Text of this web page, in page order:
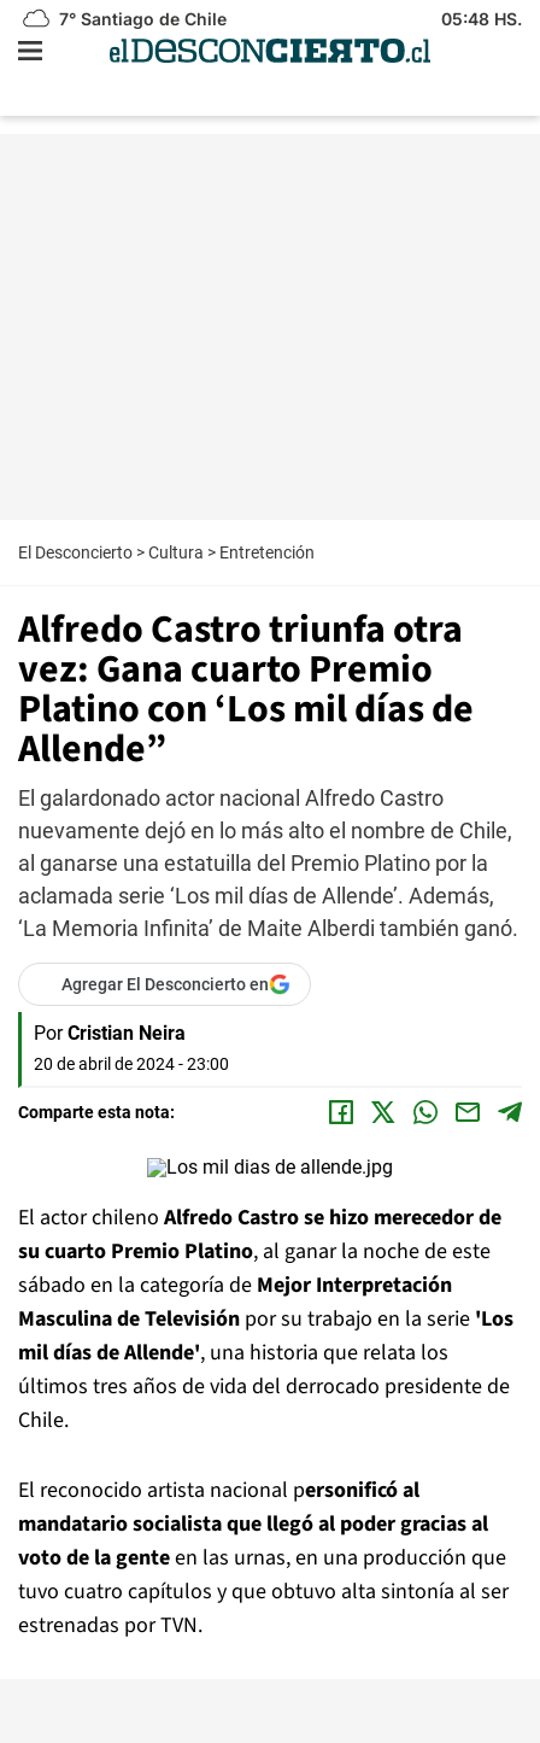
7° Santiago de Chile 05:48 HS.
El Desconcierto >Cultura > Entretención
Alfredo Castro triunfa otra
vez: Gana cuarto Premio
Platino con ‘Los mil días de
Allende”
El galardonado actor nacional Alfredo Castro
nuevamente dejó en lo más alto el nombre de Chile,
al ganarse una estatuilla del Premio Platino por la
aclamada serie ‘Los mil días de Allende’. Además,
‘La Memoria Infinita’ de Maite Alberdi también ganó.
Agregar El Desconcierto en
Por Cristian Neira
20 de abril de 2024 - 23:00
Comparte esta nota:
El actor chileno Alfredo Castro se hizo merecedor de
su cuarto Premio Platino, al ganar la noche de este
sábado en la categoría de Mejor Interpretación
Masculina de Televisión por su trabajo en la serie 'Los
mil días de Allende', una historia que relata los
últimos tres años de vida del derrocado presidente de
Chile.
El reconocido artista nacional personificó al
mandatario socialista que llegó al poder gracias al
voto de la genteen las urnas, en una producción que
tuvo cuatro capítulos y que obtuvo alta sintonía al ser
estrenadas por TVN.